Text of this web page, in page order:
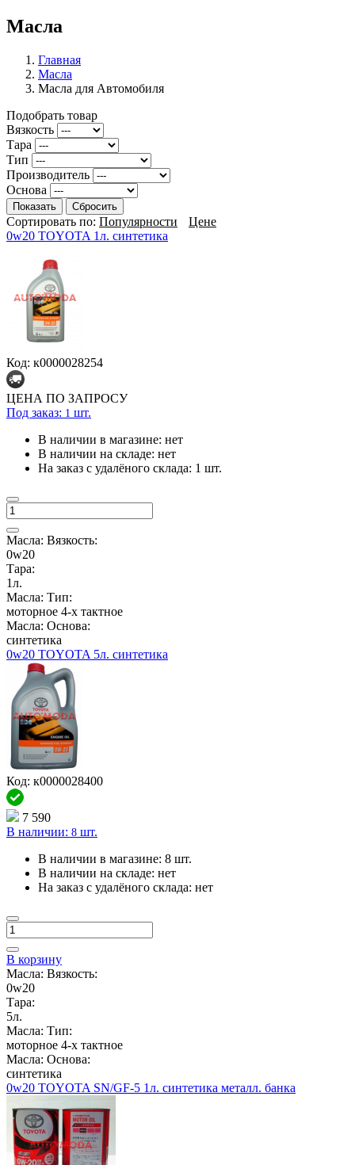
Масла
Главная
Масла
Масла для Автомобиля
Подобрать товар
Вязкость
Тара
Тип
Производитель
Основа
Показать Сбросить
Сортировать по: Популярности
Цене
0w20 TOYOTA 1л. синтетика
Код: к0000028254
ЦЕНА ПО ЗАПРОСУ
Под заказ: 1 шт.
В наличии в магазине: нет
В наличии на складе: нет
На заказ с удалёного склада: 1 шт.
Масла: Вязкость:
0w20
Тара:
1л.
Масла: Тип:
моторное 4-х тактное
Масла: Основа:
синтетика
0w20 TOYOTA 5л. синтетика
Код: к0000028400
7 590
В наличии: 8 шт.
В наличии в магазине: 8 шт.
В наличии на складе: нет
На заказ с удалёного склада: нет
В корзину
Масла: Вязкость:
0w20
Тара:
5л.
Масла: Тип:
моторное 4-х тактное
Масла: Основа:
синтетика
0w20 TOYOTA SN/GF-5 1л. синтетика металл. банка